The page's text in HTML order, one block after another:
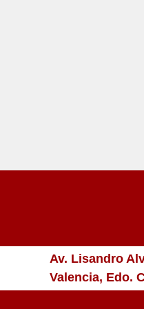
Av. Lisandro
Valencia, Edo.